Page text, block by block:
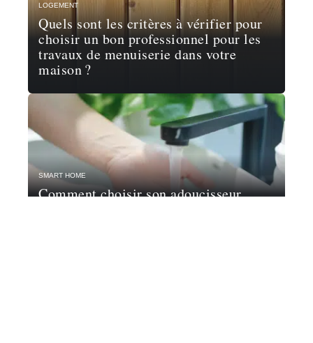
LOGEMENT
Quels sont les critères à vérifier pour
choisir un bon professionnel pour les
travaux de menuiserie dans votre
maison ?
SMART HOME
Comment choisir son adoucisseur